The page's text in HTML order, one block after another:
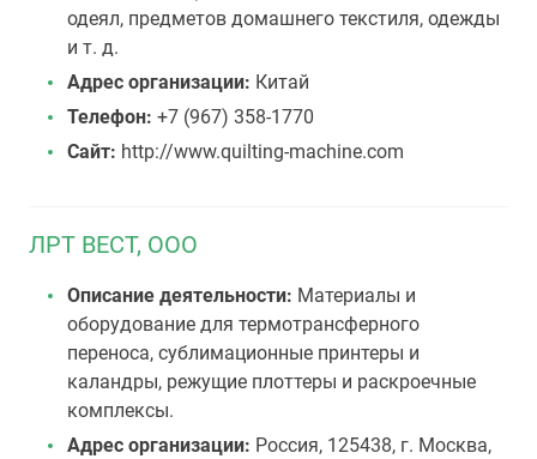
одеял, предметов домашнего текстиля, одежды
и т. д.
Адрес организации: Китай
Телефон: +7 (967) 358-1770
Сайт: http://www.quilting-machine.com
ЛРТ ВЕСТ, ООО
Описание деятельности: Материалы и
оборудование для термотрансферного
переноса, сублимационные принтеры и
каландры, режущие плоттеры и раскроечные
комплексы.
Адрес организации: Россия, 125438, г. Москва,